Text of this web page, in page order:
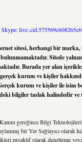
Skype:
sitesi, herhangi bir marka,
Sitede
Burada yer alan
kurum ve kişiler
kurum ve kişiler ile isim
bilgiler taslak halindedir ve
Kanun gereğince Bilgi
bir Yer Sağlayıcı olarak
proaktif olarak denetleme